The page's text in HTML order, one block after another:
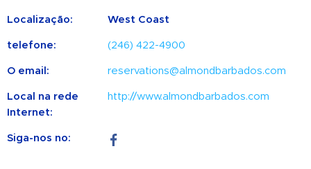
Localização: West Coast
telefone: (246) 422-4900
O email: reservations@almondbarbados.com
Local na rede
Internet:
http://www.almondbarbados.com
Siga-nos no: